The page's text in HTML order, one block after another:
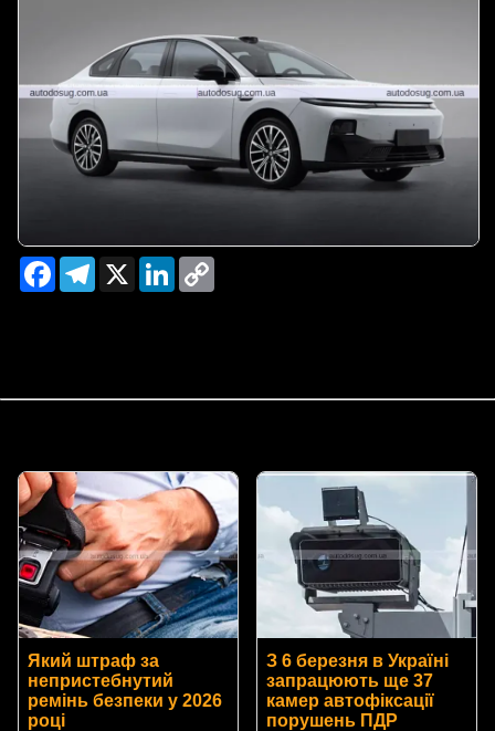
FacebookTelegram
X LinkedIn
Який штраф за
непристебнутий
ремінь безпеки у 2026
році
З 6 березня в Україні
запрацюють ще 37
камер автофіксації
порушень ПДР